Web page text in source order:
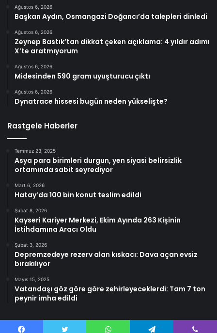
Ağustos 6, 2026
Başkan Aydın, Osmangazi Doğancı’da talepleri dinledi
Ağustos 6, 2026
Zeynep Bastık’tan dikkat çeken açıklama: 4 yıldır adımı
X’te aratmıyorum
Ağustos 6, 2026
Midesinden 590 gram uyuşturucu çıktı
Ağustos 6, 2026
Dynatrace hissesi bugün neden yükselişte?
Rastgele Haberler
Temmuz 23, 2025
Asya para birimleri durgun, yen siyasi belirsizlik
ortamında sabit seyrediyor
Mart 6, 2026
Hatay’da 100 bin konut teslim edildi
Şubat 8, 2026
Kayseri Kariyer Merkezi, Ekim Ayında 263 Kişinin
İstihdamına Aracı Oldu
Şubat 3, 2026
Depremzedeye rezerv alan kıskacı: Dava açan evsiz
bırakılıyor
Mayıs 15, 2025
Vatandaşı göz göre göre zehirleyeceklerdi: Tam 7 ton
peynir imha edildi